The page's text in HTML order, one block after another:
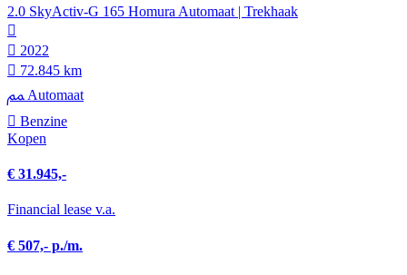
2.0 SkyActiv-G 165 Homura Automaat | Trekhaak
2022
72.845 km
Automaat
Benzine
Kopen
€ 31.945,-
Financial lease v.a.
€ 507,- p./m.